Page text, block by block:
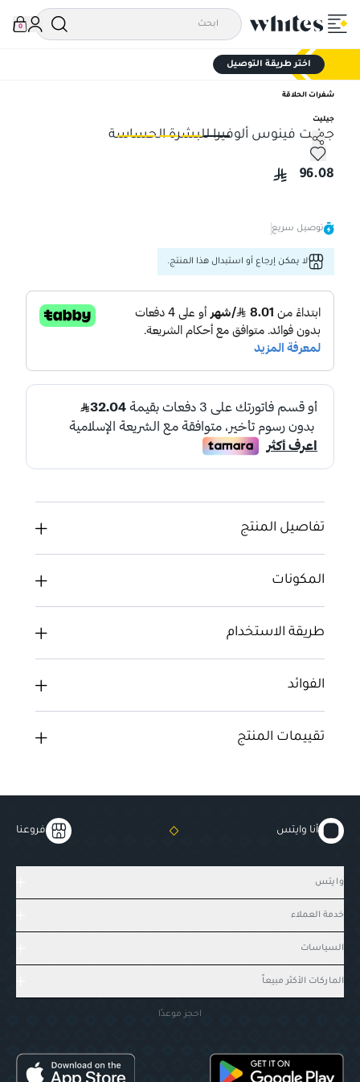
0
اختر طريقة التوصيل
شفرات الحلاقة
جيليت
جيليت فينوس ألوفيرا للبشرة الحساسة
جيليت فينوس ألوفيرا للبشرة الحساسة
96.08
توصيل سريع
لا يمكن إرجاع أو استبدال هذا المنتج.
تفاصيل المنتج
المكونات
طريقة الاستخدام
الفوائد
تقييمات المنتج
أنا وايتس فروعنا
وايتس
خدمة العملاء
السياسات
الماركات الأكثر مبيعاً
احجز موعدًا